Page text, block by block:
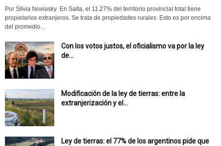
Por Silvia Noviasky En Salta, el 11.27% del territorio provincial total tiene
propietarios extranjeros. Se trata de propiedades rurales. Esto es por encima
del promedio...
Con los votos justos, el oficialismo va por la ley
de...
Modificación de la ley de tierras: entre la
extranjerización y el...
Ley de tierras: el 77% de los argentinos pide que